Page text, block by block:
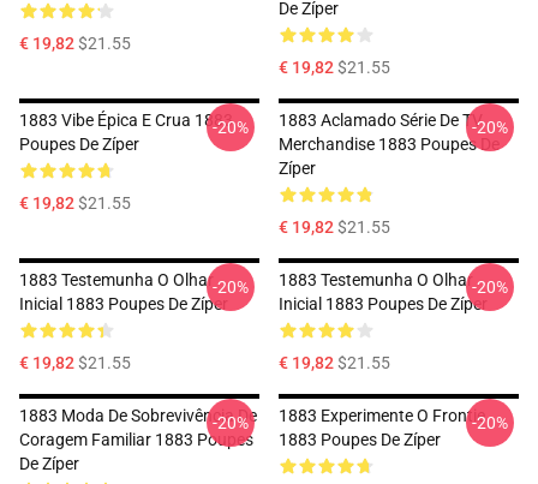
€ 19,82$21.55
De Zíper
€ 19,82$21.55
1883 Vibe Épica E Crua 1883
Poupes De Zíper
€ 19,82$21.55
-20%
1883 Aclamado Série De TV
Merchandise 1883 Poupes De
Zíper
€ 19,82$21.55
-20%
1883 Testemunha O Olhar
Inicial 1883 Poupes De Zíper
€ 19,82$21.55
-20%
1883 Testemunha O Olhar
Inicial 1883 Poupes De Zíper
€ 19,82$21.55
-20%
1883 Moda De Sobrevivência De
Coragem Familiar 1883 Poupes
De Zíper
-20%
1883 Experimente O Frontie
1883 Poupes De Zíper
-20%